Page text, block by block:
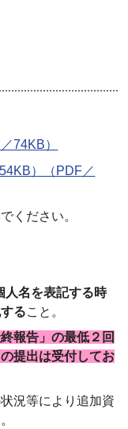
74KB）
）（PDF／
ください。
人名を表記する時
ること。
報告」の最低２回
提出は受付してお
況等により追加資